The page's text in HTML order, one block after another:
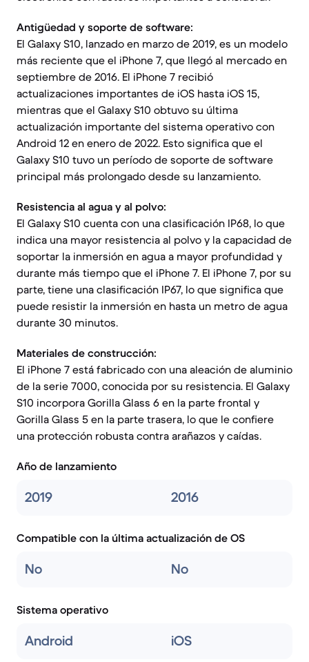
Antigüedad y soporte de software:
El Galaxy S10, lanzado en marzo de 2019, es un modelo
más reciente que el iPhone 7, que llegó al mercado en
septiembre de 2016. El iPhone 7 recibió
actualizaciones importantes de iOS hasta iOS 15,
mientras que el Galaxy S10 obtuvo su última
actualización importante del sistema operativo con
Android 12 en enero de 2022. Esto significa que el
Galaxy S10 tuvo un período de soporte de software
principal más prolongado desde su lanzamiento.
Resistencia al agua y al polvo:
El Galaxy S10 cuenta con una clasificación IP68, lo que
indica una mayor resistencia al polvo y la capacidad de
soportar la inmersión en agua a mayor profundidad y
durante más tiempo que el iPhone 7. El iPhone 7, por su
parte, tiene una clasificación IP67, lo que significa que
puede resistir la inmersión en hasta un metro de agua
durante 30 minutos.
Materiales de construcción:
El iPhone 7 está fabricado con una aleación de aluminio
de la serie 7000, conocida por su resistencia. El Galaxy
S10 incorpora Gorilla Glass 6 en la parte frontal y
Gorilla Glass 5 en la parte trasera, lo que le confiere
una protección robusta contra arañazos y caídas.
Año de lanzamiento
2019 2016
Compatible con la última actualización de OS
No No
Sistema operativo
Android iOS